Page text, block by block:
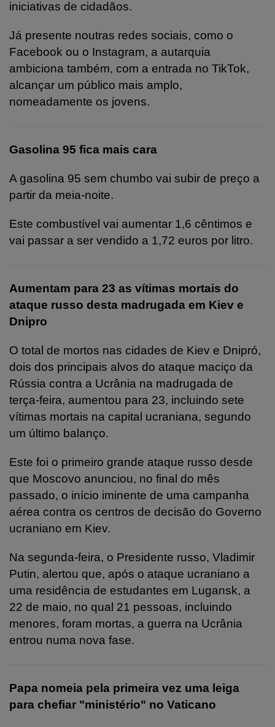
iniciativas de cidadãos.
Já presente noutras redes sociais, como o
Facebook ou o Instagram, a autarquia
ambiciona também, com a entrada no TikTok,
alcançar um público mais amplo,
nomeadamente os jovens.
Gasolina 95 fica mais cara
A gasolina 95 sem chumbo vai subir de preço a
partir da meia-noite.
Este combustível vai aumentar 1,6 cêntimos e
vai passar a ser vendido a 1,72 euros por litro.
Aumentam para 23 as vítimas mortais do
ataque russo desta madrugada em Kiev e
Dnipro
O total de mortos nas cidades de Kiev e Dnipró,
dois dos principais alvos do ataque maciço da
Rússia contra a Ucrânia na madrugada de
terça-feira, aumentou para 23, incluindo sete
vítimas mortais na capital ucraniana, segundo
um último balanço.
Este foi o primeiro grande ataque russo desde
que Moscovo anunciou, no final do mês
passado, o início iminente de uma campanha
aérea contra os centros de decisão do Governo
ucraniano em Kiev.
Na segunda-feira, o Presidente russo, Vladimir
Putin, alertou que, após o ataque ucraniano a
uma residência de estudantes em Lugansk, a
22 de maio, no qual 21 pessoas, incluindo
menores, foram mortas, a guerra na Ucrânia
entrou numa nova fase.
Papa nomeia pela primeira vez uma leiga
para chefiar "ministério" no Vaticano